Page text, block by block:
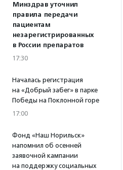
Минздрав уточнил
правила передачи
пациентам
незарегистрированных
в России препаратов
17:30
Началась регистрация
на «Добрый забег» в парке
Победы на Поклонной горе
17:00
Фонд «Наш Норильск»
напомнил об осенней
заявочной кампании
на поддержку социальных